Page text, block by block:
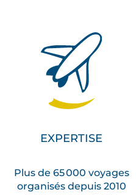
EXPERTISE
Plus de 65 000 voyages
organisés depuis 2010